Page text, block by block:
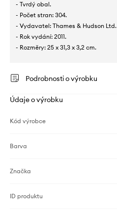
- Tvrdý obal.
- Počet stran: 304.
- Vydavatel: Thames & Hudson Ltd.
- Rok vydání: 2011.
- Rozměry: 25 x 31,3 x 3,2 cm.
Podrobnosti o výrobku
Údaje o výrobku
Kód výrobce
Barva
Značka
ID produktu